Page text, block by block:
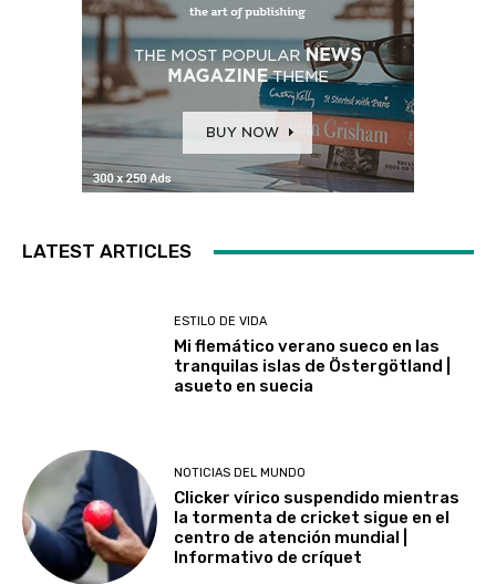
LATEST ARTICLES
ESTILO DE VIDA
Mi flemático verano sueco en las
tranquilas islas de Östergötland |
asueto en suecia
NOTICIAS DEL MUNDO
Clicker vírico suspendido mientras
la tormenta de cricket sigue en el
centro de atención mundial |
Informativo de críquet